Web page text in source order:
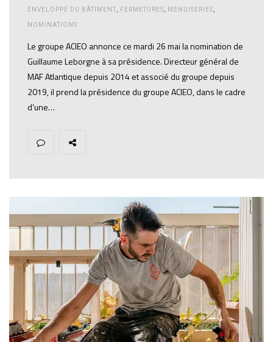
ENVELOPPE DU BÂTIMENT FERMETURES MENUISERIES
NOMINATIONS
Le groupe ACIEO annonce ce mardi 26 mai la nomination de
Guillaume Leborgne à sa présidence. Directeur général de
MAF Atlantique depuis 2014 et associé du groupe depuis
2019, il prend la présidence du groupe ACIEO, dans le cadre
d’une…